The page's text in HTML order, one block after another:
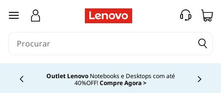
saltar para o conteúdo principal
Outlet Lenovo Notebooks e Desktops com até
40%OFF!Compre Agora >